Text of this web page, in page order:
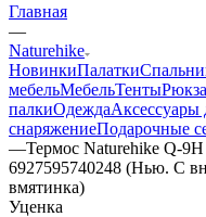
Главная
—
Naturehike
НовинкиПалатки
мебельМебельТенты
палкиОдеждаАксессуары
снаряжениеПодарочные
—Термос Naturehike Q-
6927595740248 (Нью. С
вмятинка)
Уценка